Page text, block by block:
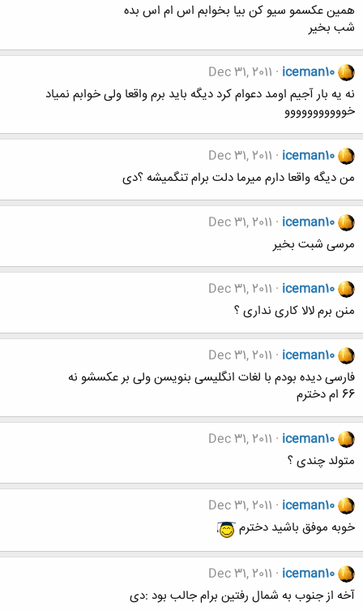
همین عکسمو سیو کن بیا بخوابم اس ام اس بده
شب بخیر
iceman10
Dec 31, 2011
نه یه بار آجیم اومد دعوام کرد دیگه باید برم واقعا ولی خوابم نمیاد
خووووووووووو
iceman10
Dec 31, 2011
من دیگه واقعا دارم میرما دلت برام تنگمیشه ؟دی
iceman10
Dec 31, 2011
مرسی شبت بخیر
iceman10
Dec 31, 2011
منن برم لالا کاری نداری ؟
iceman10
Dec 31, 2011
فارسی دیده بودم با لغات انگلیسی بنویسن ولی بر عکسشو نه
66 ام دخترم
iceman10
Dec 31, 2011
متولد چندی ؟
iceman10
Dec 31, 2011
خوبه موفق باشید دخترم
iceman10
Dec 31, 2011
آخه از جنوب به شمال رفتین برام جالب بود :دی